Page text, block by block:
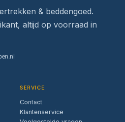
& beddengoed.
altijd op voorraad in
SERVICE
Contact
Klantenservice